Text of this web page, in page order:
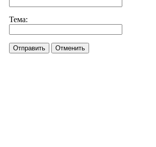
Тема:
Отправить Отменить